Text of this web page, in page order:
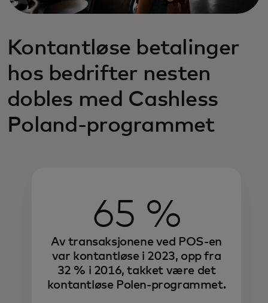
Kontantløse betalinger
hos bedrifter nesten
dobles med Cashless
Poland-programmet
65 %
Av transaksjonene ved POS-en
var kontantløse i 2023, opp fra
32 % i 2016, takket være det
kontantløse Polen-programmet.